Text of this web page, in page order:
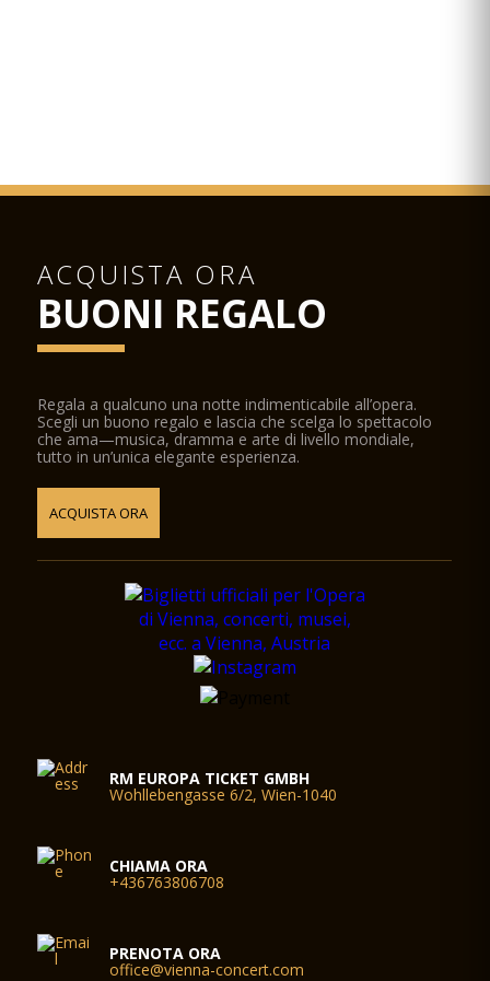
ACQUISTA ORA
BUONI REGALO
Regala a qualcuno una notte indimenticabile all’opera.
Scegli un buono regalo e lascia che scelga lo spettacolo
che ama—musica, dramma e arte di livello mondiale,
tutto in un’unica elegante esperienza.
ACQUISTA ORA
RM EUROPA TICKET GMBH
Wohllebengasse 6/2, Wien-1040
CHIAMA ORA
+436763806708
PRENOTA ORA
office@vienna-concert.com